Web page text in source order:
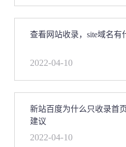
查看网站收录，site域名有
2022-04-10
新站百度为什么只收录首
建议
2022-04-10